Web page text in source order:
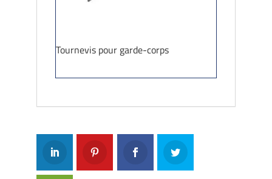
Tournevis pour garde-corps